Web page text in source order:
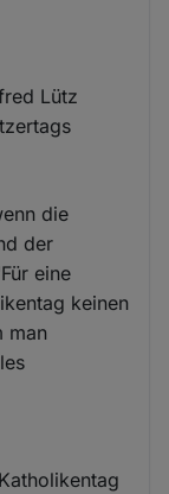
Lütz
die
der
eine
keinen
man